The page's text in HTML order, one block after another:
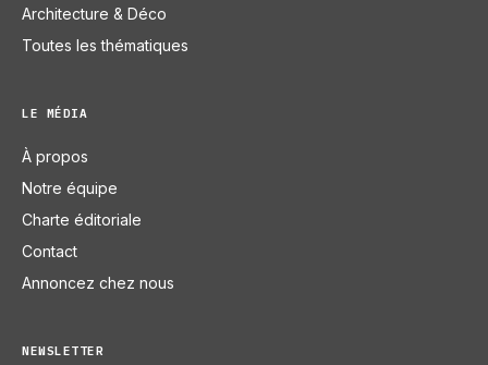
Architecture & Déco
Toutes les thématiques
LE MÉDIA
À propos
Notre équipe
Charte éditoriale
Contact
Annoncez chez nous
NEWSLETTER